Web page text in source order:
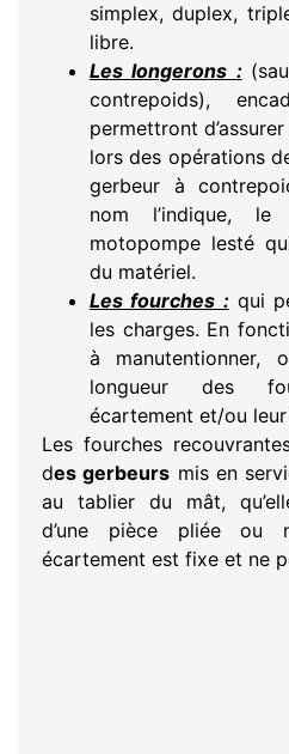
simplex, duplex,
libre.
Les longerons :
contrepoids),
permettront
lors des opérations
gerbeur à
nom l’indique,
motopompe lesté
du matériel.
Les fourches :qui
les charges. En
à manutentionner,
longueur des
écartement et/ou
Les fourches
des gerbeurs mis en
au tablier du mât,
d’une pièce pliée ou
écartement est fixe et ne